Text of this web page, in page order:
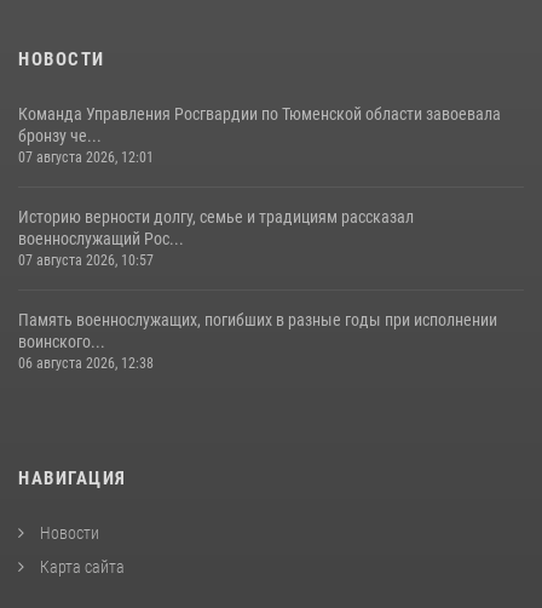
НОВОСТИ
Команда Управления Росгвардии по Тюменской области завоевала
бронзу че...
07 августа 2026, 12:01
Историю верности долгу, семье и традициям рассказал
военнослужащий Рос...
07 августа 2026, 10:57
Память военнослужащих, погибших в разные годы при исполнении
воинского...
06 августа 2026, 12:38
НАВИГАЦИЯ
Новости
Карта сайта